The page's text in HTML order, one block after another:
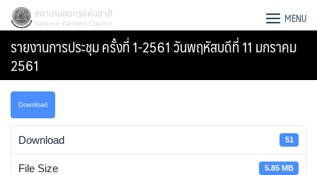
Skip
content
สภาเกษตรกรแห่งชาติ MENU
รายงานการประชุม ครั้งที่ 1-2561 วันพฤหัสบดีที่ 11 มกราคม
2561
Download
Download 51
File Size 5.85 MB